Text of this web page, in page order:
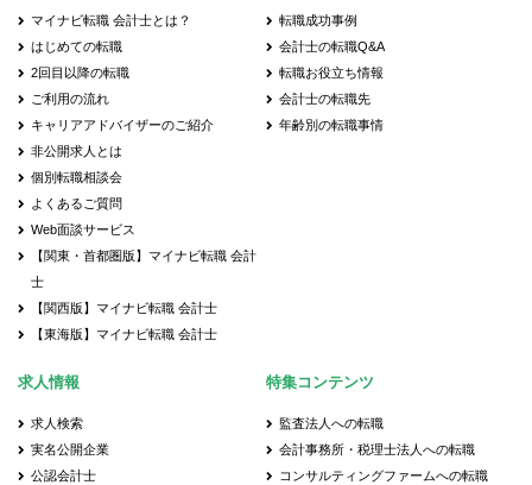
マイナビ転職 会計士とは？
はじめての転職
2回目以降の転職
ご利用の流れ
キャリアアドバイザーのご紹介
非公開求人とは
個別転職相談会
よくあるご質問
Web面談サービス
【関東・首都圏版】マイナビ転職 会計
士
【関西版】マイナビ転職 会計士
【東海版】マイナビ転職 会計士
転職成功事例
会計士の転職Q&A
転職お役立ち情報
会計士の転職先
年齢別の転職事情
求人情報
求人検索
実名公開企業
公認会計士
特集コンテンツ
監査法人への転職
会計事務所・税理士法人への転職
コンサルティングファームへの転職